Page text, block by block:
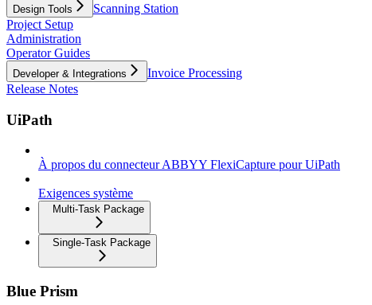
Design Tools
Scanning Station
Project Setup
Administration
Operator Guides
Developer & Integrations
Invoice Processing
Release Notes
UiPath
À propos du connecteur ABBYY FlexiCapture pour UiPath
Exigences système
Multi-Task Package
Single-Task Package
Blue Prism